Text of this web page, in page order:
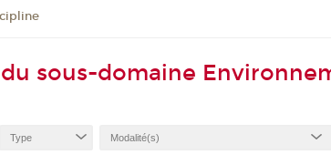
sous-domaine